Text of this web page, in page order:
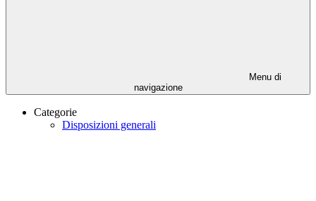
Menu di
navigazione
Categorie
Disposizioni generali